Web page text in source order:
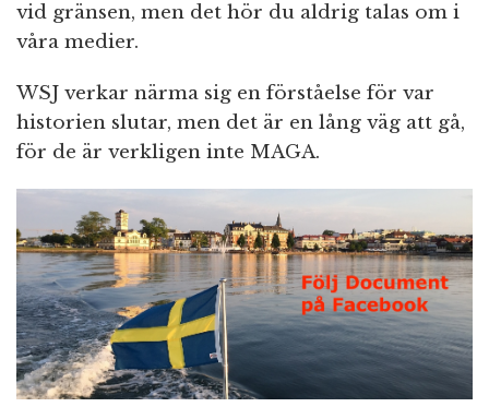
vid gränsen, men det hör du aldrig talas om i
våra medier.
WSJ verkar närma sig en förståelse för var
historien slutar, men det är en lång väg att gå,
för de är verkligen inte MAGA.